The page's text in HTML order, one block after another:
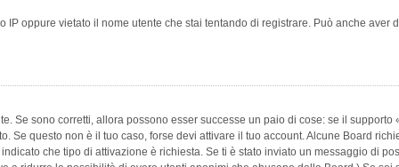
oppure vietato il nome utente che stai tentando di registrare. Può anche
Se sono corretti, allora possono esser successe un paio di cose: se il
Se questo non è il tuo caso, forse devi attivare il tuo account. Alcune Board
che tipo di attivazione è richiesta. Se ti è stato inviato un messaggio di